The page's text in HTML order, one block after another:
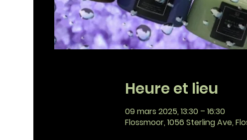
Heure et lieu
09 mars 2025, 13:30 – 16:30
Flossmoor, 1056 Sterling Ave,